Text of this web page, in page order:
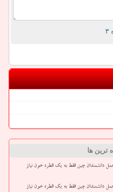
ترین ها
دستگاه قابل حمل دانشمندان چین فقط به یک قطره خون نیاز
دستگاه قابل حمل دانشمندان چین فقط به یک قطره خون نیاز